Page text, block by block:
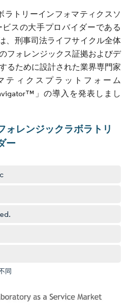
ラトリーインフォマティクスソ
スの大手プロバイダーである
、刑事司法ライフサイクル全体
フォレンジックス証拠およびデ
るために設計された業界専門家
ティクスプラットフォーム
」の導入を発表しまし
ォレンジックラボラトリ
ー
同